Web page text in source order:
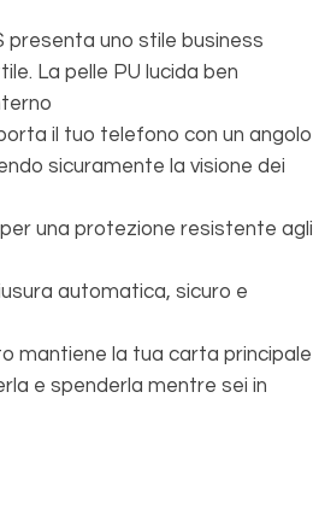
presenta uno stile business
La pelle PU lucida ben
il tuo telefono con un angolo
sicuramente la visione dei
una protezione resistente agli
automatica, sicuro e
mantiene la tua carta principale
e spenderla mentre sei in